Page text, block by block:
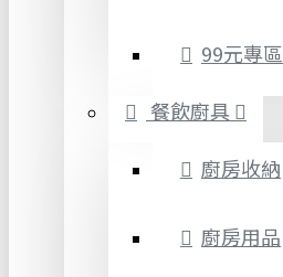
99元專區
餐飲廚具
廚房收納
廚房用品